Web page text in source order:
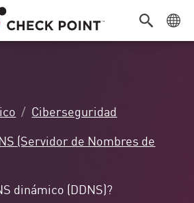
Ciberseguridad
(Servidor de Nombres de
dinámico (DDNS)?